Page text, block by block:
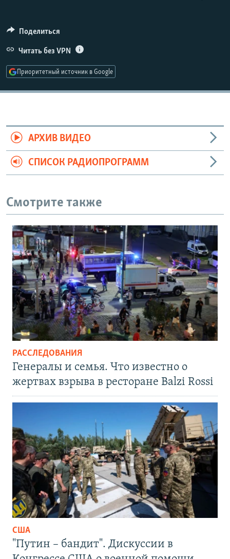
ПОДПИШИТЕСЬ НА РАССЫЛКУ
СОЦИАЛЬНЫЕ СЕТИ
Все сайты РСЕ/РС
Поделиться
Читать без VPN
Приоритетный источник в Google
АРХИВ ВИДЕО
СПИСОК РАДИОПРОГРАММ
Смотрите также
РАССЛЕДОВАНИЯ
Генералы и семья. Что известно о
жертвах взрыва в ресторане Balzi Rossi
США
"Путин – бандит". Дискуссии в